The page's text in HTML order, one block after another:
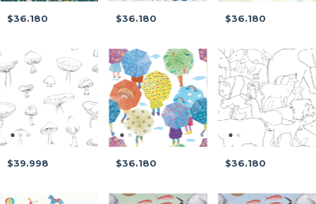
$36.180 $36.180 $36.180
$39.998 $36.180 $36.180